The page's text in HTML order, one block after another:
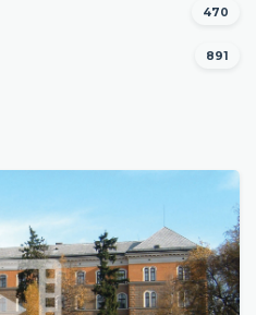
470
891